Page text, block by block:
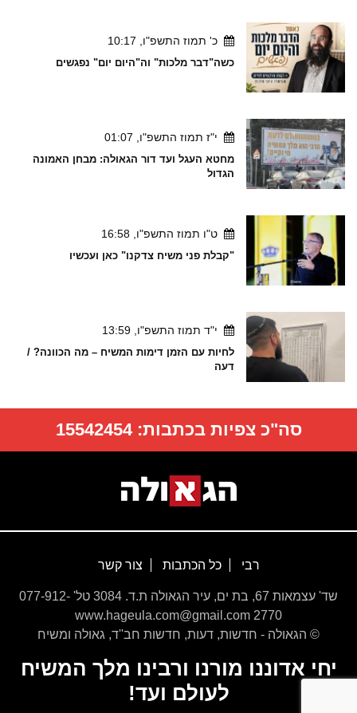
כ' תמוז התשפ"ו, 10:17
כשה"דבר מלכות" וה"היום יום" נפגשים
י"ז תמוז התשפ"ו, 01:07
מחטא העגל ועד דור הגאולה: מבחן האמונה
הגדול
ט"ו תמוז התשפ"ו, 16:58
"קבלת פני משיח צדקנו" כאן ועכשיו
י"ד תמוז התשפ"ו, 13:59
לחיות עם הזמן דימות המשיח – מה הכוונה? /
דעה
סה"כ צפיות בכתבות:15542454
רבי כל הכתבות צור קשר
שד' עצמאות 67, בת ים, עיר הגאולה ת.ד. 3084 טל' 077-912-
2770 www.hageula.com@gmail.com
© הגאולה - חדשות, דעות, חדשות חב''ד, גאולה ומשיח
יחי אדוננו מורנו ורבינו מלך המשיח
לעולם ועד!